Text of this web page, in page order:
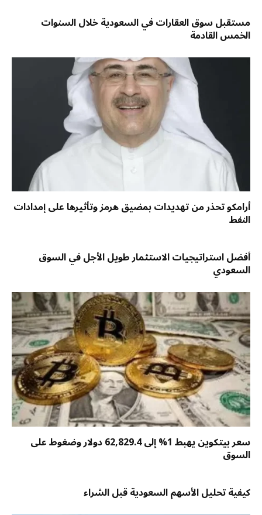
مستقبل سوق العقارات في السعودية خلال السنوات
الخمس القادمة
أرامكو تحذر من تهديدات بمضيق هرمز وتأثيرها على إمدادات
النفط
أفضل استراتيجيات الاستثمار طويل الأجل في السوق
السعودي
سعر بيتكوين يهبط 1% إلى 62,829.4 دولار وضغوط على
السوق
كيفية تحليل الأسهم السعودية قبل الشراء